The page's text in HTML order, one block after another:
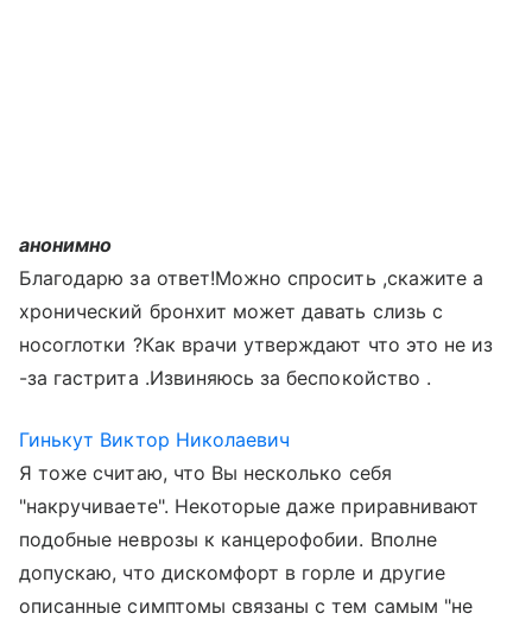
анонимно
Благодарю за ответ!Можно спросить ,скажите а
хронический бронхит может давать слизь с
носоглотки ?Как врачи утверждают что это не из
-за гастрита .Извиняюсь за беспокойство .
Гинькут Виктор Николаевич
Я тоже считаю, что Вы несколько себя
"накручиваете". Некоторые даже приравнивают
подобные неврозы к канцерофобии. Вполне
допускаю, что дискомфорт в горле и другие
описанные симптомы связаны с тем самым "не